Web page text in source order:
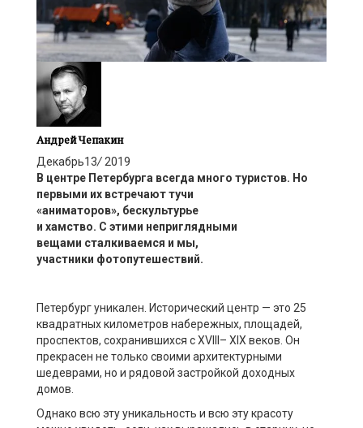
Андрей Чепакин
Декабрь13/2019
В центре Петербурга всегда много туристов. Но
первыми их встречают тучи
«аниматоров», бескультурье
и хамство. С этими неприглядными
вещами сталкиваемся и мы,
участники фотопутешествий.
Петербург уникален. Исторический центр — это 25
квадратных километров набережных, площадей,
проспектов, сохранившихся сXVIII – XIXвеков. Он
прекрасен не только своими архитектурными
шедеврами, но и рядовой застройкой доходных
домов.
Однако всю эту уникальность и всю эту красоту